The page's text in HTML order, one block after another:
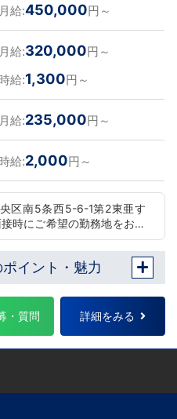
月給:450,000円～
月給:320,000円～
時給:1,300円～
月給:235,000円～
時給:2,000円～
区南5条西5-6-1第2東亜す
決定いたします。 入社後の
を考慮いたします。 ■土
土浦市桜町 ・JR常磐線土浦
出町駅 ・市営地下鉄阪東橋
町駅 ・JR横浜線関内駅 ■
イント・魅力
・質問 詳細をみる